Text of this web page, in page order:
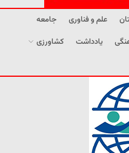
علم و فناوری
جامعه
یادداشت
کشاورزی